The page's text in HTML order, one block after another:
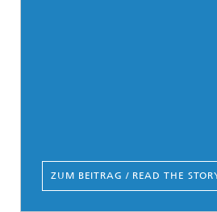
ZUM BEITRAG / READ THE